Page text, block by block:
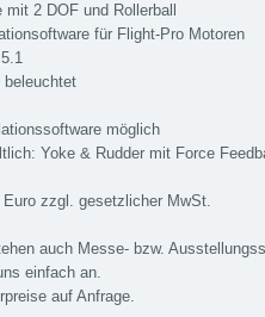
2 DOF und Rollerball
für Flight-Pro Motoren
möglich
Yoke & Rudder mit Force
Euro zzgl. gesetzlicher MwSt.
auch Messe- bzw.
einfach an.
auf Anfrage.